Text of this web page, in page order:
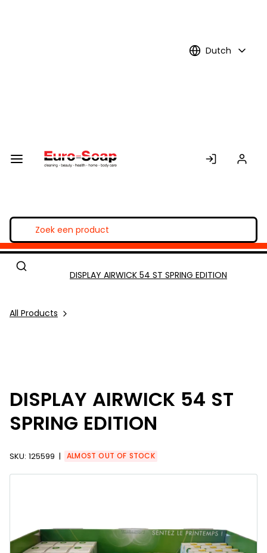
Dutch
All Products
DISPLAY AIRWICK 54 ST SPRING EDITION
DISPLAY AIRWICK 54 ST
SPRING EDITION
SKU: 125599 ALMOST OUT OF STOCK